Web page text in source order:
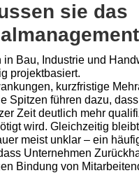
sie das
in Bau, Industrie und
projektbasiert.
kurzfristige
Spitzen führen dazu, dass
Zeit deutlich mehr
wird. Gleichzeitig
meist unklar – ein
Unternehmen
Bindung von